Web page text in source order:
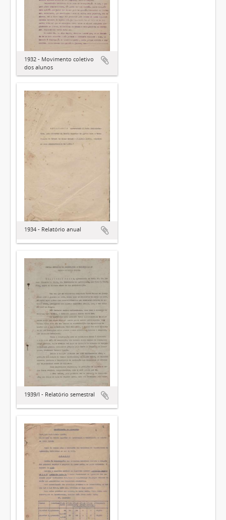
1932 - Movimento coletivo
dos alunos
1934 - Relatório anual
1939/I - Relatório semestral